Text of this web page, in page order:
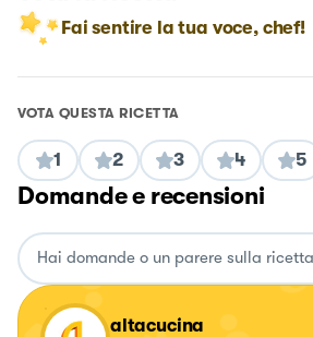
Fai sentire la tua voce, chef!
VOTA QUESTA RICETTA
1 2 3 4 5
Domande e recensioni
altacucina